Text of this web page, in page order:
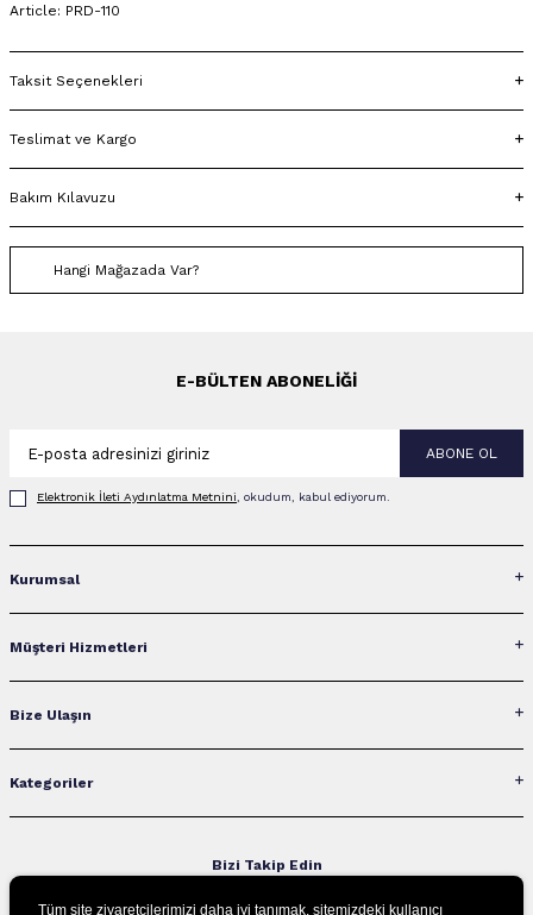
Article: PRD-110
Taksit Seçenekleri
Teslimat ve Kargo
Bakım Kılavuzu
Hangi Mağazada Var?
E-BÜLTEN ABONELIĞI
ABONE OL
Elektronik İleti Aydınlatma Metni‌ni, okudum, kabul ediyorum.
Kurumsal
Müşteri Hizmetleri
Bize Ulaşın
Kategoriler
Bizi Takip Edin
Tüm site ziyaretçilerimizi daha iyi tanımak, sitemizdeki kullanıcı